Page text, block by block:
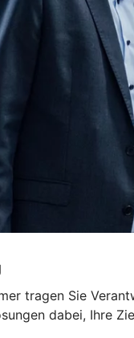
tragen Sie
dabei, Ihre